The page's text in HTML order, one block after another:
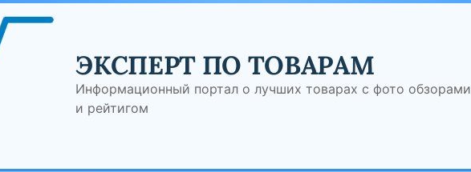
ЭКСПЕРТ ПО ТОВАРАМ
Информационный портал о лучших товарах с фото обзорами
и рейтигом